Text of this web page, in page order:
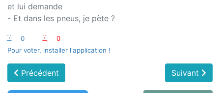
et lui demande
- Et dans les pneus, je pète ?
:-) 0 :-(
0
Pour voter, installer l'application !
Précédent Suivant